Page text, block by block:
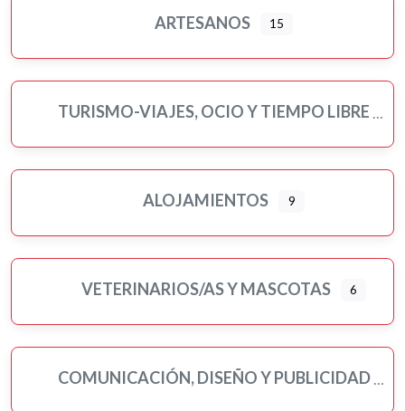
Veterinarios/as y mascotas
Yoga
ARTESANOS 15
TURISMO-VIAJES, OCIO Y TIEMPO LIBRE
ALOJAMIENTOS 9
VETERINARIOS/AS Y MASCOTAS 6
COMUNICACIÓN, DISEÑO Y PUBLICIDAD